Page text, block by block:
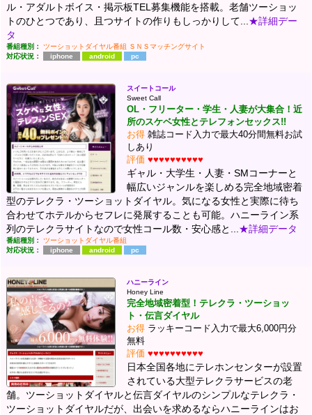
ル・アダルトボイス・掲示板TEL募集機能を搭載。老舗ツーショッ
トのひとつであり、且つサイトの作りもしっかりして... ★詳細デー
タ
番組種別： ツーショットダイヤル番組 ＳＮＳマッチングサイト
対応状況：
iphone android pc
スイートコール
Sweet Call
OL・フリーター・学生・人妻が大集合！近
所のスケベ女性とテレフォンセックス!!
お得 雑誌コード入力で最大40分間無料お試
しあり
評価 ♥♥♥♥♥♥♥♥♥♥
ギャル・大学生・人妻・SMコーナーと
幅広いジャンルを楽しめる完全地域密着
型のテレクラ・ツーショットダイヤル。気になる女性と実際に待ち
合わせてホテルからセフレに発展することも可能。ハニーライン系
列のテレクラサイトなので女性コール数・安心感と... ★詳細データ
番組種別：
ツーショットダイヤル番組
対応状況：
iphone android pc
ハニーライン
Honey Line
完全地域密着型！テレクラ・ツーショッ
ト・伝言ダイヤル
お得 ラッキーコード入力で最大6,000円分
無料
評価 ♥♥♥♥♥♥♥♥♥♥
日本全国各地にテレホンセンターが設置
されている大型テレクラサービスの老
舗。ツーショットダイヤルと伝言ダイヤルのシンプルなテレクラ・
ツーショットダイヤルだが、出会いを求めるならハニーラインはお